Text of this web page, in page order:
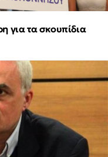
για τα σκουπίδια